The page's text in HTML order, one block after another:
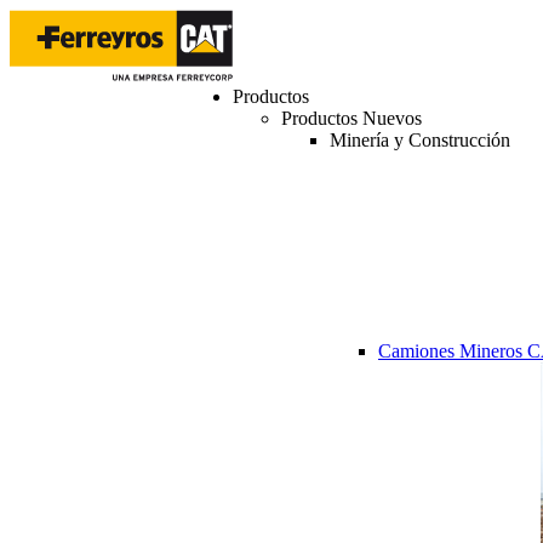
Productos
Productos Nuevos
Minería y Construcción
Camiones Mineros